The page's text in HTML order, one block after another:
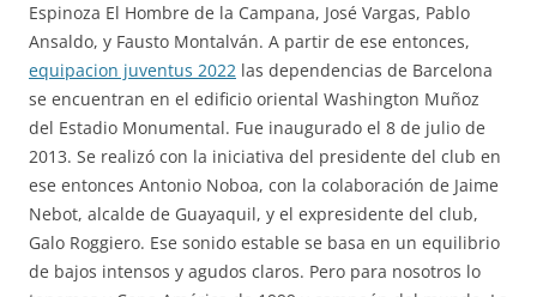
Espinoza El Hombre de la Campana, José Vargas, Pablo
Ansaldo, y Fausto Montalván. A partir de ese entonces,
equipacion juventus 2022 las dependencias de Barcelona
se encuentran en el edificio oriental Washington Muñoz
del Estadio Monumental. Fue inaugurado el 8 de julio de
2013. Se realizó con la iniciativa del presidente del club en
ese entonces Antonio Noboa, con la colaboración de Jaime
Nebot, alcalde de Guayaquil, y el expresidente del club,
Galo Roggiero. Ese sonido estable se basa en un equilibrio
de bajos intensos y agudos claros. Pero para nosotros lo